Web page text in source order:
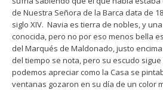
de Nuestra Señora de la Barca data de
siglo XIV. Navia es tierra de nobles, y
conocida, pero no por eso menos bella
del Marqués de Maldonado, justo
del tiempo se nota, pero su escudo
podemos apreciar como la Casa se
ventanas gozaron en su día de un color